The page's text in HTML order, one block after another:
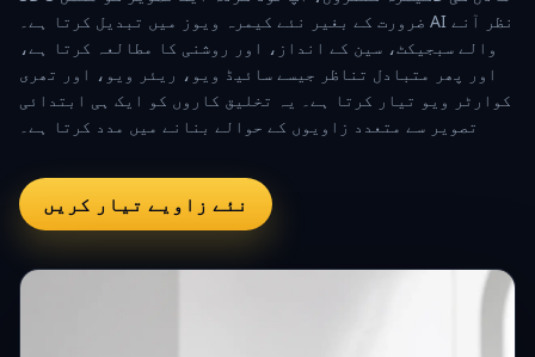
ضرورت کے بغیر نئے کیمرہ ویوز میں تبدیل کرتا ہے۔ AI نظر آنے
والے سبجیکٹ، سین کے انداز، اور روشنی کا مطالعہ کرتا ہے،
اور پھر متبادل تناظر جیسے سائیڈ ویو، ریئر ویو، اور تھری
کوارٹر ویو تیار کرتا ہے۔ یہ تخلیق کاروں کو ایک ہی ابتدائی
تصویر سے متعدد زاویوں کے حوالے بنانے میں مدد کرتا ہے۔
نئے زاویے تیار کریں